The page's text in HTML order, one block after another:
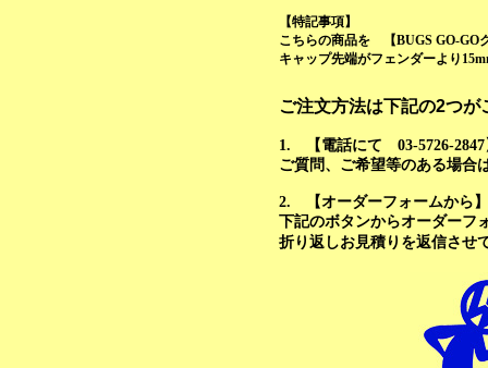
【特記事項】
こちらの商品を 【BUGS GO-GO
キャップ先端がフェンダーより
ご注文方法は下記の2つが
1. 【電話にて 03-5726-
ご質問、ご希望等のある場合
2. 【オーダーフォームか
下記のボタンからオーダーフ
折り返しお見積りを返信させ